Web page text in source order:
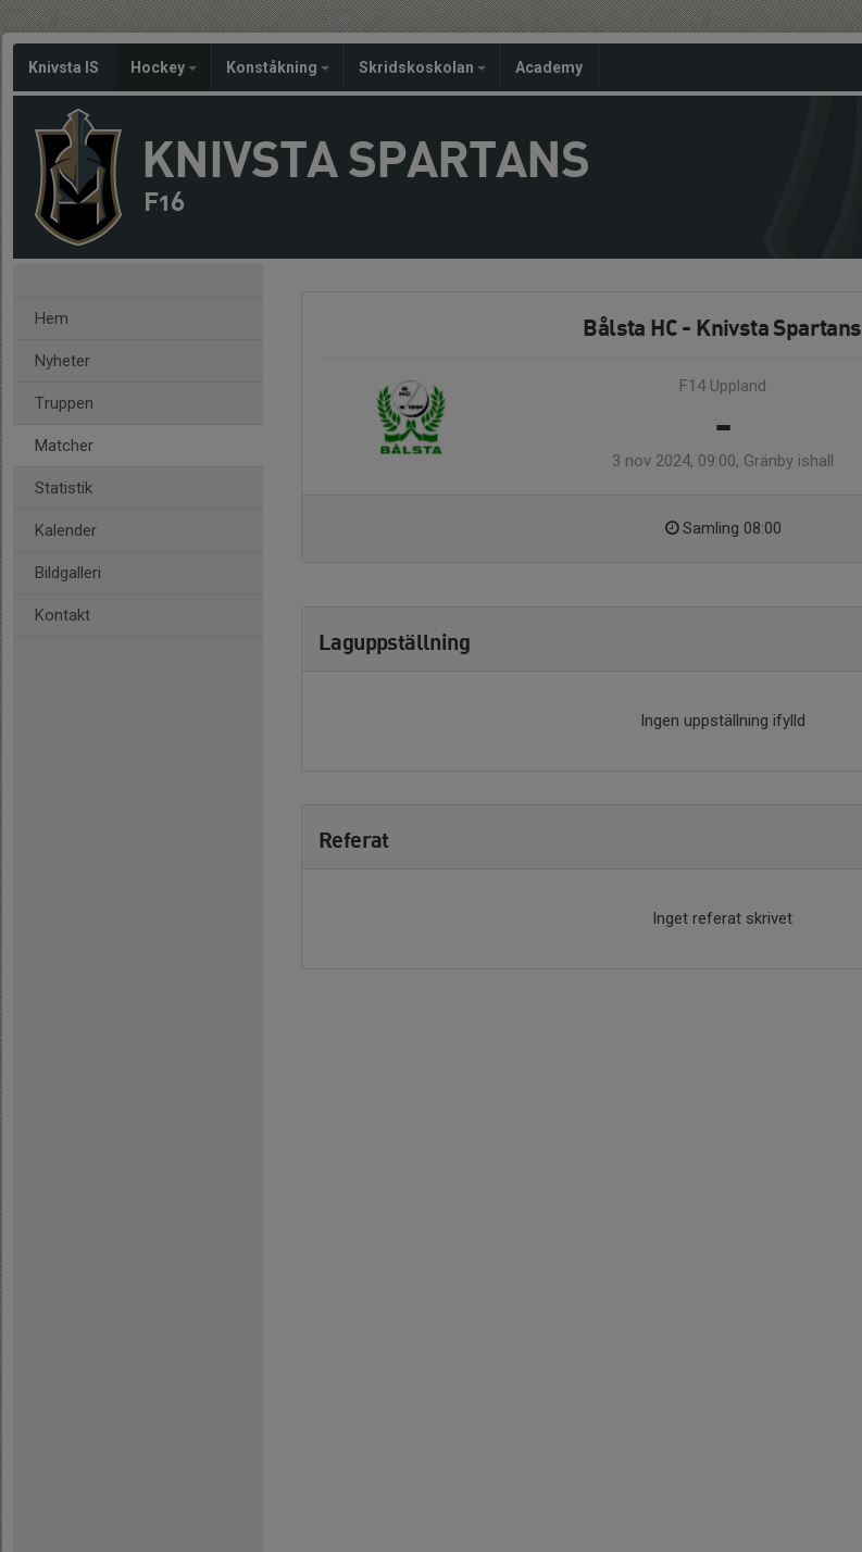
Knivsta IS Hockey Konståkning Skridskoskolan Academy
KNIVSTA SPARTANS
F16
Hem
Nyheter
Truppen
Matcher
Statistik
Kalender
Bildgalleri
Kontakt
Bålsta HC - Knivsta Spartans
F14 Uppland
-
3 nov 2024, 09:00, Gränby ishall
Samling 08:00
Laguppställning
Ingen uppställning ifylld
Referat
Inget referat skrivet